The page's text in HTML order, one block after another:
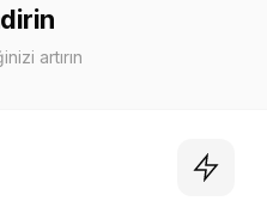
artırın